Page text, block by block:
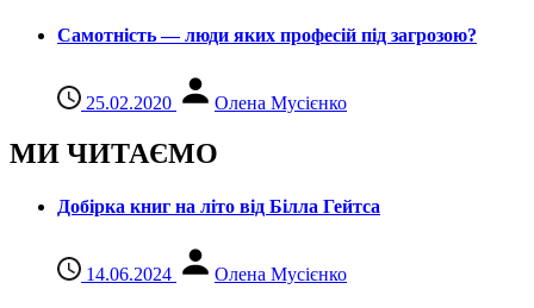
Самотність — люди яких професій під загрозою?
25.02.2020 Олена Мусієнко
МИ ЧИТАЄМО
Добірка книг на літо від Білла Гейтса
14.06.2024 Олена Мусієнко